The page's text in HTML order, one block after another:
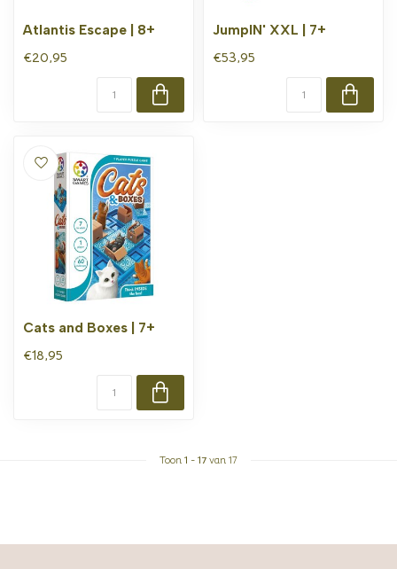
Atlantis Escape | 8+
€20,95
JumpIN' XXL | 7+
€53,95
Cats and Boxes | 7+
€18,95
Toon 1 - 17 van 17